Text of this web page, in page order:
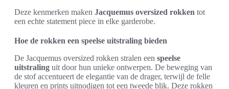
Deze kenmerken maken Jacquemus oversized rokken tot
een echte statement piece in elke garderobe.
Hoe de rokken een speelse uitstraling bieden
De Jacquemus oversized rokken stralen een speelse
uitstraling uit door hun unieke ontwerpen. De beweging van
de stof accentueert de elegantie van de drager, terwijl de felle
kleuren en prints uitnodigen tot een tweede blik. Deze rokken